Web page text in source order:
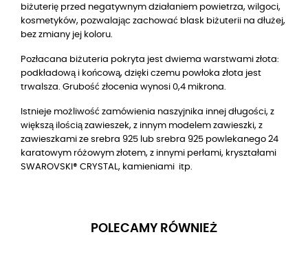
biżuterię przed negatywnym działaniem powietrza, wilgoci,
kosmetyków, pozwalając zachować blask biżuterii na dłużej,
bez zmiany jej koloru.
Pozłacana biżuteria pokryta jest dwiema warstwami złota:
podkładową i końcową, dzięki czemu powłoka złota jest
trwalsza. Grubość złocenia wynosi 0,4 mikrona.
Istnieje możliwość zamówienia naszyjnika innej długości, z
większą ilością zawieszek, z innym modelem zawieszki, z
zawieszkami ze srebra 925 lub srebra 925 powlekanego 24
karatowym różowym złotem, z innymi perłami, kryształami
SWAROVSKI® CRYSTAL, kamieniami itp.
POLECAMY RÓWNIEŻ